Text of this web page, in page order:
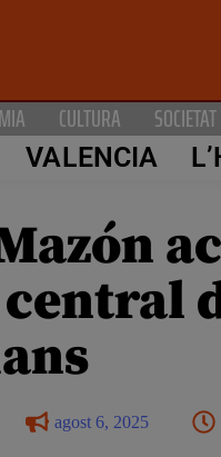
CULTURA SOCIETAT
VALENCIA
agost 6, 2025